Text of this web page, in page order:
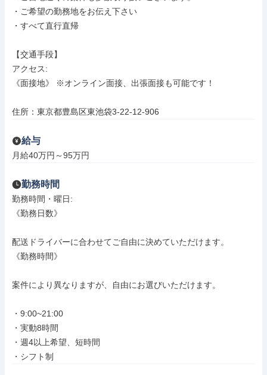
・ご希望の勤務地をお伝え下さい
・すべて直行直帰
【交通手段】
アクセス:
《面接地》 ※オンライン面接、出張面接も可能です！
住所：東京都豊島区東池袋3-22-12-906
給与
月給40万円～95万円
勤務時間
勤務時間・曜日:
《勤務日数》
配送ドライバーに合わせてご自由に決めていただけます。
《勤務時間》
案件により異なりますが、自由にお選びいただけます。
・9:00~21:00
・実動8時間
・週4以上希望、短時間
・シフト制